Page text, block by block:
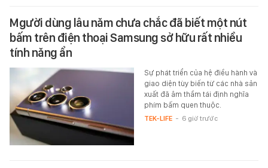
Mgười dùng lâu năm chưa chắc đã biết một nút
bấm trên điện thoại Samsung sở hữu rất nhiều
tính năng ẩn
Sự phát triển của hệ điều hành và
giao diện tùy biến từ các nhà sản
xuất đã âm thầm tái định nghĩa
phím bấm quen thuộc.
TEK-LIFE - 6 giờ trước